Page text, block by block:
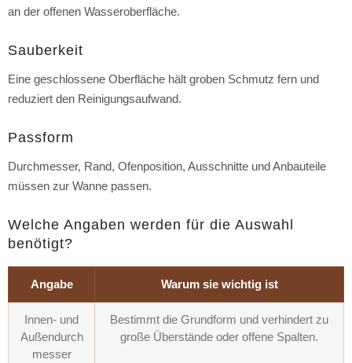
an der offenen Wasseroberfläche.
Sauberkeit
Eine geschlossene Oberfläche hält groben Schmutz fern und
reduziert den Reinigungsaufwand.
Passform
Durchmesser, Rand, Ofenposition, Ausschnitte und Anbauteile
müssen zur Wanne passen.
Welche Angaben werden für die Auswahl
benötigt?
Angabe Warum sie wichtig ist
Innen- und
Außendurch
messer
Bestimmt die Grundform und verhindert zu
große Überstände oder offene Spalten.